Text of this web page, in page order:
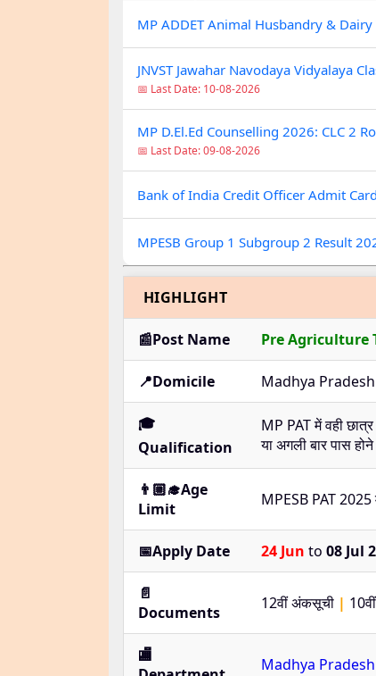
MP ADDET Animal Husbandry &
JNVST Jawahar Navodaya Vidyalaya
📅 Last Date: 10-08-2026
MP D.El.Ed Counselling 2026: CLC 2
📅 Last Date: 09-08-2026
Bank of India Credit Officer Admit
MPESB Group 1 Subgroup 2 Result
HIGHLIGHT
📰Post Name Pre Agriculture
📍Domicile Madhya Pradesh
🎓
Qualification
MP PAT में वही
या अगली बार पास
👨🏼‍🎓Age
Limit
MPESB PAT 2025
📅Apply Date 24 Jun to 08 Jul
📄
Documents
12वीं अंकसूची |
🏬
Madhya